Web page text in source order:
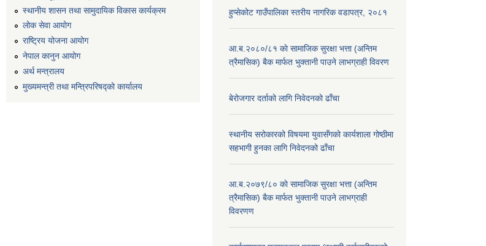
स्थानीय शासन तथा सामुदायिक विकास कार्यक्रम
लोक सेवा आयोग
राष्ट्रिय योजना आयोग
नेपाल कानुन आयोग
अर्थ मन्त्रालय
मुख्यमन्त्री तथा मन्त्रिपरिषद्को कार्यालय
हुप्सेकोट गाउँपालिका स्तरीय नागरिक वडापत्र, २०८१
आ.ब.२०८०/८१ काे सामाजिक सुरक्षा भत्ता (अन्तिम
त्रैमासिक) बैक मार्फत भुक्तानी पाउने लाभग्राही विवरण
बेरोजगार दर्ताको लागि निवेदनको ढाँचा
स्थानीय सरोकारको विषयमा युवासँगको कार्यशाला गोष्ठीमा
सहभागी हुनका लागि निवेदनको ढाँचा
आ.ब.२०७९/८० काे सामाजिक सुरक्षा भत्ता (अन्तिम
त्रैमासिक) बैक मार्फत भुक्तानी पाउने लाभग्राही
विवरणण